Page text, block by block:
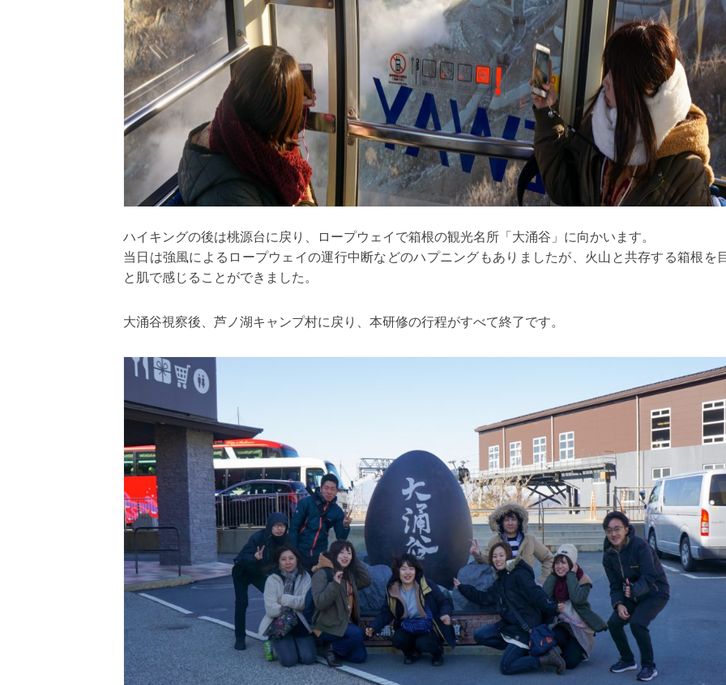
ハイキングの後は桃源台に戻り、ロープウェイで箱根の観光名所「大涌谷」に向かいます。
当日は強風によるロープウェイの運行中断などのハプニングもありましたが、火山と共存する箱根を
と肌で感じることができました。
大涌谷視察後、芦ノ湖キャンプ村に戻り、本研修の行程がすべて終了です。